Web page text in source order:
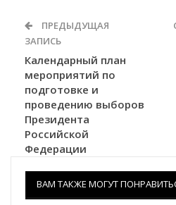
ПРЕДЫДУЩАЯ
ЗАПИСЬ
Календарный план
мероприятий по
подготовке и
проведению выборов
Президента
Российской
Федерации
ВАМ ТАКЖЕ МОГУТ